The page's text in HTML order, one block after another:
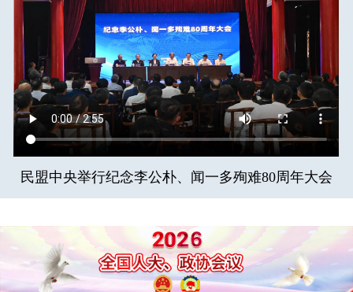
民盟中央举行纪念李公朴、闻一多殉难80周年大会